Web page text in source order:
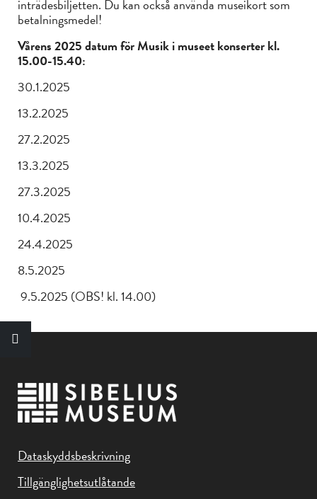
inträdesbiljetten. Du kan också använda museikort som
betalningsmedel!
Vårens 2025 datum för Musik i museet konserter kl.
15.00-15.40:
30.1.2025
13.2.2025
27.2.2025
13.3.2025
27.3.2025
10.4.2025
24.4.2025
8.5.2025
9.5.2025 (OBS! kl. 14.00)
Dataskyddsbeskrivning
Tillgänglighetsutlåtande